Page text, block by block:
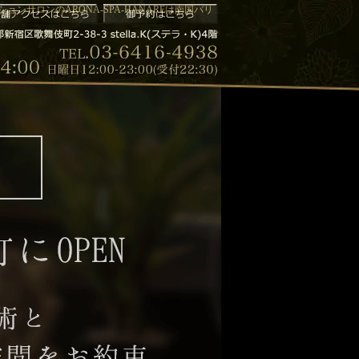
ンサロンのARONA-SPA-HANAREは南国バリ